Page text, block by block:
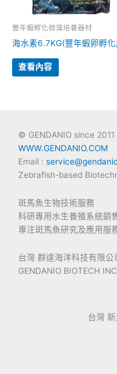
豐年蝦孵化微藻培養器材
海水素6.7KG(豐年蝦卵孵
查看內容
© GENDANIO since 2011
WWW.GENDANIO.COM
Email :
Zebrafish-based
斑馬魚生物技術服務
科研專用水生養殖系統銷
專注斑馬魚研究及應用服
台灣 群達海洋科技有限公
GENDANIO BIOTECH
台灣